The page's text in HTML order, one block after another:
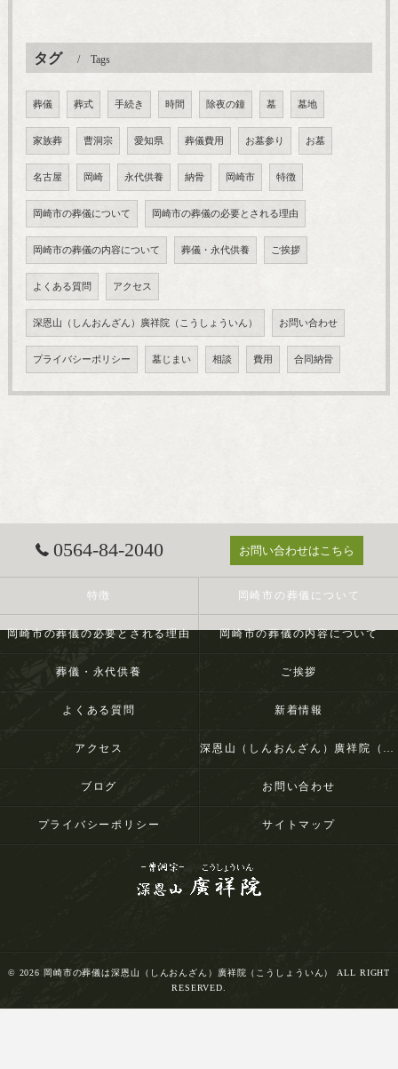
タグ Tags
葬儀 葬式 手続き 時間 除夜の鐘 墓 墓地
家族葬 曹洞宗 愛知県 葬儀費用 お墓参り お墓
名古屋 岡崎 永代供養 納骨 岡崎市 特徴
岡崎市の葬儀について 岡崎市の葬儀の必要とされる理由
岡崎市の葬儀の内容について 葬儀・永代供養 ご挨拶
よくある質問 アクセス
深恩山（しんおんざん）廣祥院（こうしょういん） お問い合わせ
プライバシーポリシー 墓じまい 相談 費用 合同納骨
0564-84-2040 お問い合わせはこちら
特徴 岡崎市の葬儀について
岡崎市の葬儀の必要とされる理由 岡崎市の葬儀の内容について
葬儀・永代供養 ご挨拶
よくある質問 新着情報
アクセス 深恩山（しんおんざん）廣祥院（こうしょういん）
ブログ お問い合わせ
プライバシーポリシー サイトマップ
© 2026 岡崎市の葬儀は深恩山（しんおんざん）廣祥院（こうしょういん） ALL RIGHT
RESERVED.